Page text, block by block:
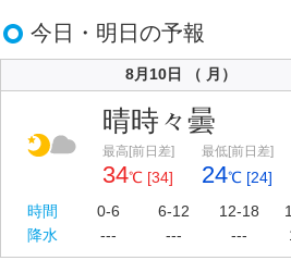
今日・明日の予報
8月10日 （ 月）
晴時々曇
最高[前日差]
34℃ [34]
最低[前日差]
24℃ [24]
時間
0-6 6-12 12-18
降水
--- --- ---